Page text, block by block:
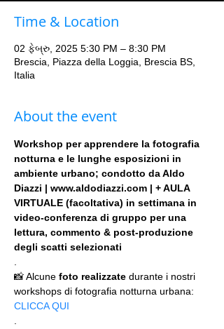
Time & Location
02 ફેબ્રુ, 2025 5:30 PM – 8:30 PM
Brescia, Piazza della Loggia, Brescia BS,
Italia
About the event
Workshop per apprendere la fotografia
notturna e le lunghe esposizioni in
ambiente urbano; condotto da Aldo
Diazzi | www.aldodiazzi.com | + AULA
VIRTUALE (facoltativa) in settimana in
video-conferenza di gruppo per una
lettura, commento & post-produzione
degli scatti selezionati
📸 Alcune foto realizzate durante i nostri
workshops di fotografia notturna urbana:
CLICCA QUI